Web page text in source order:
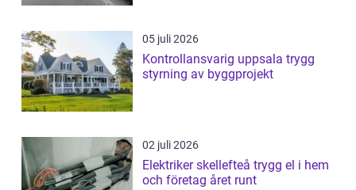
05 juli 2026
Kontrollansvarig uppsala trygg
styrning av byggprojekt
02 juli 2026
Elektriker skellefteå trygg el i hem
och företag året runt